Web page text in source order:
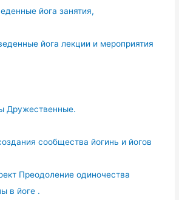
йога занятия,
йога лекции и мероприятия
Дружественные.
сообщества йогинь и йогов
Преодоление одиночества
в йоге .